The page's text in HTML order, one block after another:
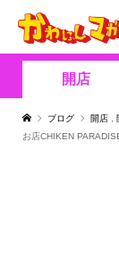
開店
ブログ 開店
お店CHIKEN